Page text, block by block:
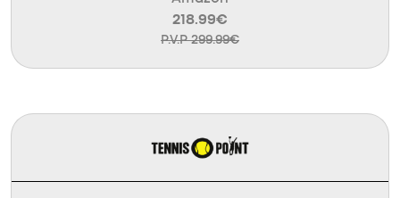
218.99€
P.V.P 299.99€